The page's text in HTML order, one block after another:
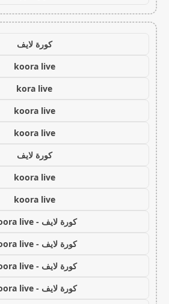
كورة لايف
koora live
kora live
koora live
koora live
كورة لايف
koora live
koora live
كورة لايف - koora live
كورة لايف - koora live
كورة لايف - koora live
كورة لايف - koora live